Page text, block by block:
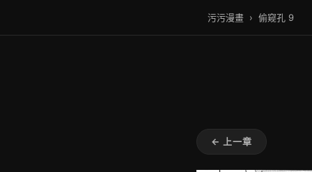
污污漫畫 › 偷窥孔 9
← 上一章